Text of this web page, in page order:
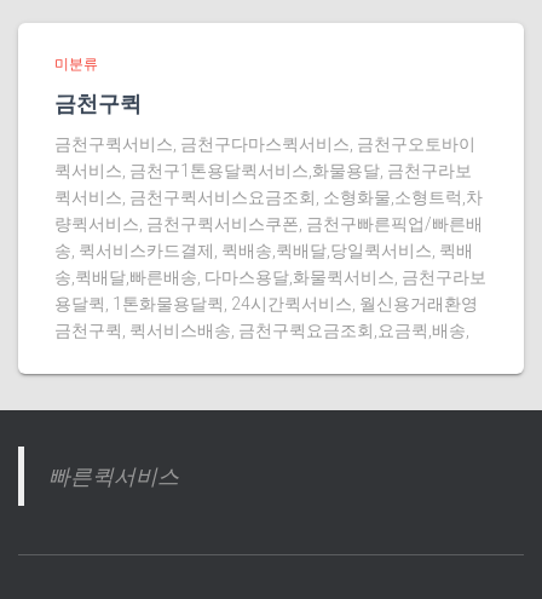
미분류
금천구퀵
금천구퀵서비스, 금천구다마스퀵서비스, 금천구오토바이
퀵서비스, 금천구1톤용달퀵서비스,화물용달, 금천구라보
퀵서비스, 금천구퀵서비스요금조회, 소형화물,소형트럭,차
량퀵서비스, 금천구퀵서비스쿠폰, 금천구빠른픽업/빠른배
송, 퀵서비스카드결제, 퀵배송,퀵배달,당일퀵서비스, 퀵배
송,퀵배달,빠른배송, 다마스용달,화물퀵서비스, 금천구라보
용달퀵, 1톤화물용달퀵, 24시간퀵서비스, 월신용거래환영
금천구퀵, 퀵서비스배송, 금천구퀵요금조회,요금퀵,배송,
빠른퀵서비스